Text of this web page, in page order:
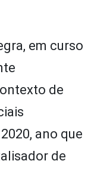
em curso
de
ano que
de